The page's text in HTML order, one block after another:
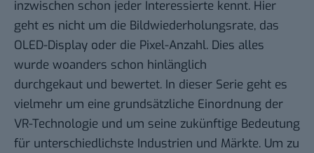
inzwischen schon jeder Interessierte kennt. Hier
geht es nicht um die Bildwiederholungsrate, das
OLED-Display oder die Pixel-Anzahl. Dies alles
wurde woanders schon hinlänglich
durchgekaut und bewertet. In dieser Serie geht es
vielmehr um eine grundsätzliche Einordnung der
VR-Technologie und um seine zukünftige Bedeutung
für unterschiedlichste Industrien und Märkte. Um zu